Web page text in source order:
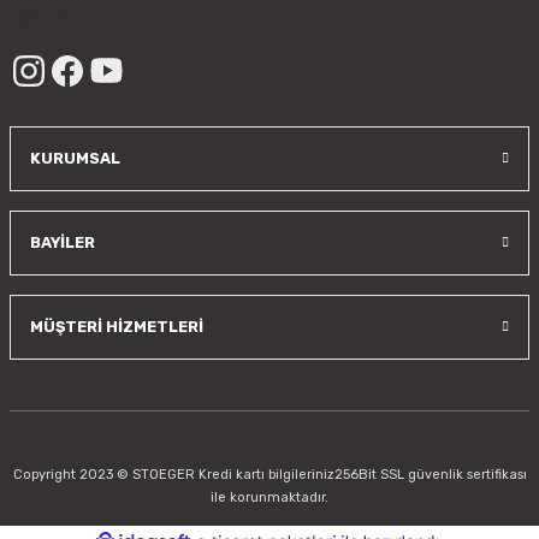
KURUMSAL
BAYİLER
MÜŞTERİ HİZMETLERİ
Copyright 2023 © STOEGER Kredi kartı bilgileriniz256Bit SSL güvenlik sertifikası
ile korunmaktadır.